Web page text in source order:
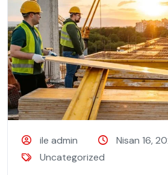
ile admin
Nisan 16,
Uncategorized